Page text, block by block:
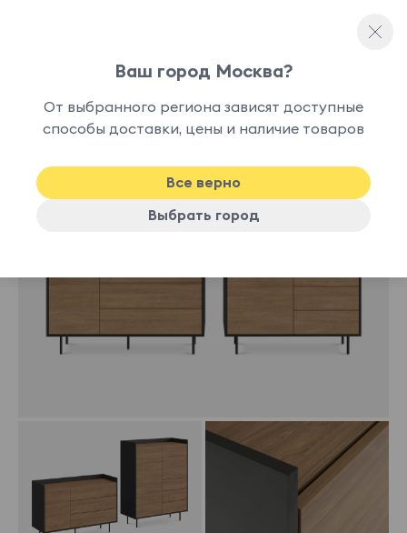
Ваш город Москва?
От выбранного региона зависят доступные
способы доставки, цены и наличие товаров
Все верно
Выбрать город